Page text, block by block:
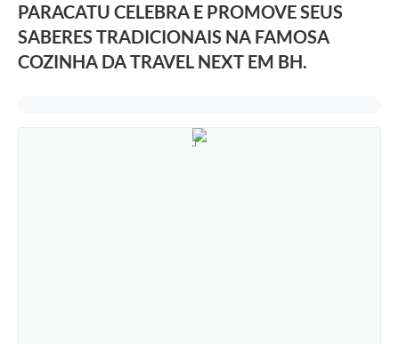
PARACATU CELEBRA E PROMOVE SEUS
SABERES TRADICIONAIS NA FAMOSA
COZINHA DA TRAVEL NEXT EM BH.